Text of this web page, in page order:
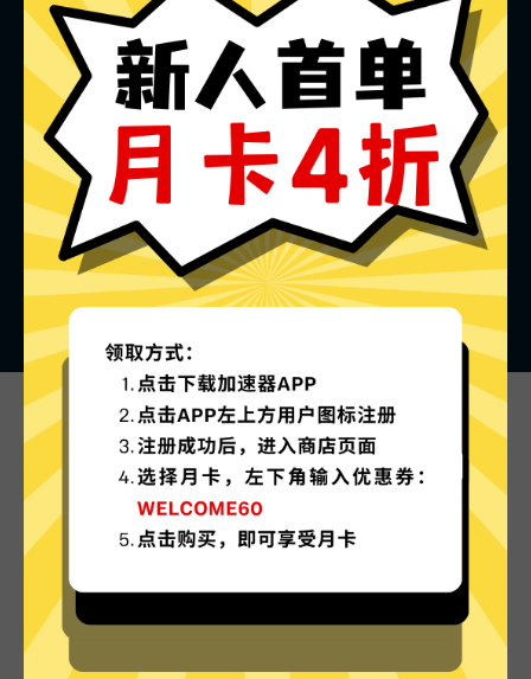
海鸥加速器的特色